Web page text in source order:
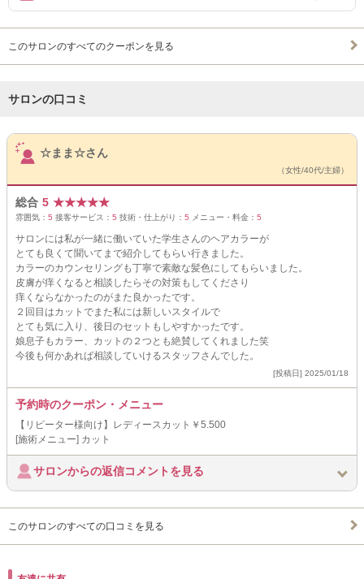
このサロンのすべてのクーポンを見る
サロンの口コミ
サロンPick Up
☆まま☆さん
（女性/40代/主婦）
総合 5 ★★★★★
雰囲気： 5 接客サービス： 5 技術・仕上がり： 5 メニュー・料金： 5
サロンには私が一緒に働いていた学生さんのヘアカラーが
とても良くて聞いてまで紹介してもらい行きました。
カラーのカウンセリングも丁寧で素敵な髪色にしてもらいました。
皮膚が痒くなると相談したらその対策もしてくださり
痒くならなかったのがまた良かったです。
２回目はカットでまた私には新しいスタイルで
とても気に入り、後日のセットもしやすかったです。
娘息子もカラー、カットの２つとも絶賛してくれました笑
今後も何かあれば相談していけるスタッフさんでした。
[投稿日] 2025/01/18
予約時のクーポン・メニュー
【リピーター様向け】レディースカット￥5.500
[施術メニュー] カット
サロンからの返信コメントを見る
このサロンのすべての口コミを見る